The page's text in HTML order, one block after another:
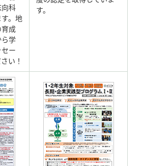
科
。地
成
学
ー
い！
す。